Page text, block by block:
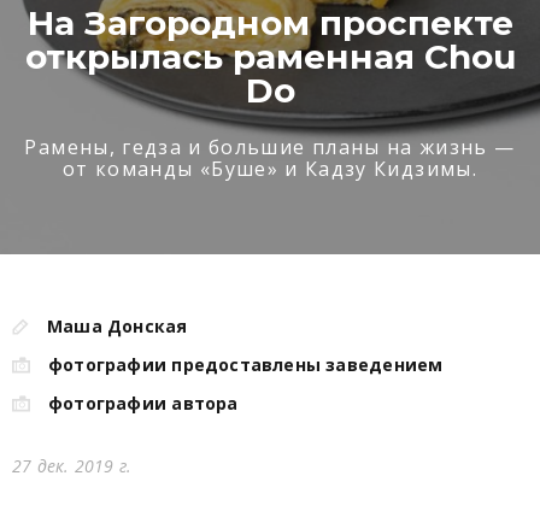
На Загородном проспекте
открылась раменная Chou
Do
Рамены, гедза и большие планы на жизнь —
от команды «Буше» и Кадзу Кидзимы.
Маша Донская
фотографии предоставлены заведением
фотографии автора
27 дек. 2019 г.